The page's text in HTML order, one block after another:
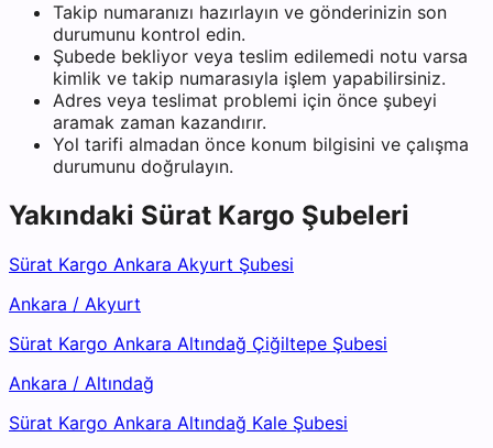
Takip numaranızı hazırlayın ve gönderinizin son
durumunu kontrol edin.
Şubede bekliyor veya teslim edilemedi notu varsa
kimlik ve takip numarasıyla işlem yapabilirsiniz.
Adres veya teslimat problemi için önce şubeyi
aramak zaman kazandırır.
Yol tarifi almadan önce konum bilgisini ve çalışma
durumunu doğrulayın.
Yakındaki Sürat Kargo Şubeleri
Sürat Kargo Ankara Akyurt Şubesi
Ankara / Akyurt
Sürat Kargo Ankara Altındağ Çiğiltepe Şubesi
Ankara / Altındağ
Sürat Kargo Ankara Altındağ Kale Şubesi